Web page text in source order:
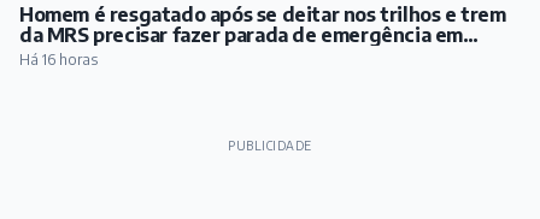
Homem é resgatado após se deitar nos trilhos e trem
da MRS precisar fazer parada de emergência em
Santos Dumont
Há 16 horas
PUBLICIDADE